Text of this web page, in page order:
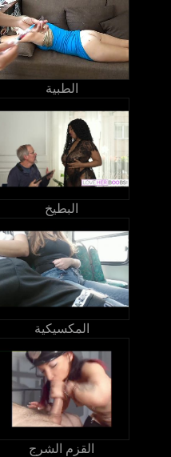
الطبية
البطيخ
المكسيكية
القزم الشرج